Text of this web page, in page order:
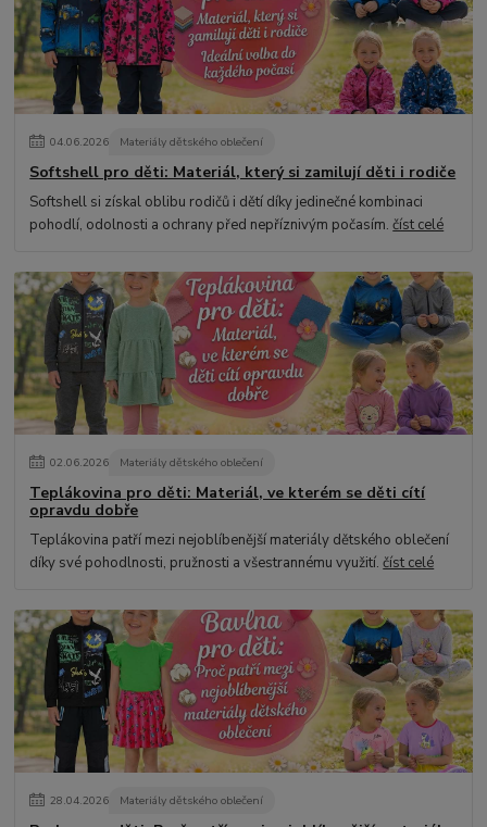
04.06.2026 Materiály dětského oblečení
Softshell pro děti: Materiál, který si zamilují děti i rodiče
Softshell si získal oblibu rodičů i dětí díky jedinečné kombinaci
pohodlí, odolnosti a ochrany před nepříznivým počasím.číst celé
02.06.2026 Materiály dětského oblečení
Teplákovina pro děti: Materiál, ve kterém se děti cítí
opravdu dobře
Teplákovina patří mezi nejoblíbenější materiály dětského oblečení
díky své pohodlnosti, pružnosti a všestrannému využití.číst celé
28.04.2026 Materiály dětského oblečení